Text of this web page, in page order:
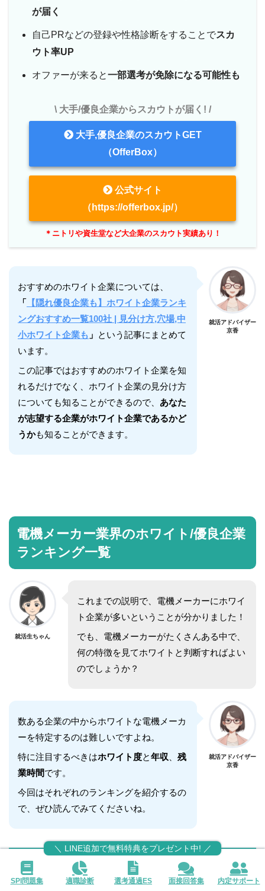
が届く
自己PRなどの登録や性格診断をすることでスカ
ウト率UP
オファーが来ると一部選考が免除になる可能性も
\ 大手/優良企業からスカウトが届く! /
大手,優良企業のスカウトGET
（OfferBox）
公式サイト
（https://offerbox.jp/）
＊ニトリや資生堂など大企業のスカウト実績あり！
おすすめのホワイト企業については、
「 【隠れ優良企業も】ホワイト企業ランキ
ングおすすめ一覧100社 | 見分け方,穴場,中
小ホワイト企業も 」 という記事にまとめて
います。
この記事ではおすすめのホワイト企業を知
れるだけでなく、ホワイト企業の見分け方
についても知ることができるので、 あなた
が志望する企業がホワイト企業であるかど
うかも知ることができます。
就活アドバイザー
京香
電機メーカー業界のホワイト/優良企業
ランキング一覧
就活生ちゃん
これまでの説明で、電機メーカーにホワイ
ト企業が多いということが分かりました！
でも、電機メーカーがたくさんある中で、
何の特徴を見てホワイトと判断すればよい
のでしょうか？
数ある企業の中からホワイトな電機メーカ
ーを特定するのは難しいですよね。
特に注目するべきはホワイト度と年収
残
業時間です。
今回はそれぞれのランキングを紹介するの
で、ぜひ読んでみてくださいね。
就活アドバイザー
京香
電機メーカー業界のホワイト/優良企業ランキン
グ一覧
SPI問題集 適職診断 選考通過ES 面接回答集 内定サポート
＼ LINE追加で無料特典をプレゼント中! ／